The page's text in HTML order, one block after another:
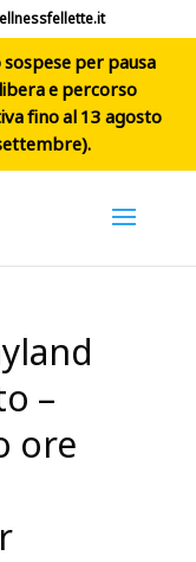
per pausa
e percorso
fino al 13 agosto
–
ore